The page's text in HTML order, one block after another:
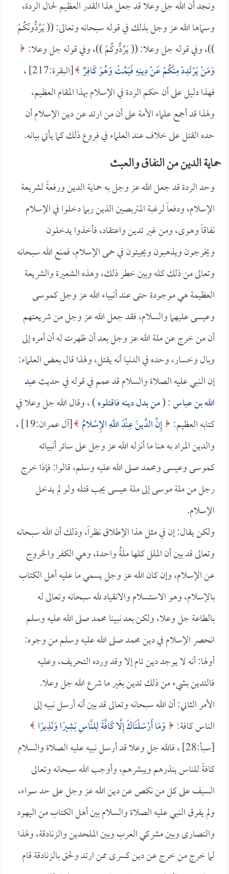
ونجد أن الله جل وعلا قد جعل هذا القدر العظيم لحال الردة،
وسماها الله عز وجل بذلك في قوله سبحانه وتعالى: (( يَرُدُّونَكُمْ
))، وفي قوله جل وعلا: (( يَرُدُّوكُمْ ))، وفي قوله جل وعلا:
وَمَنْ يَرْتَدِدْ مِنْكُمْ عَنْ دِينِهِ فَيَمُتْ وَهُوَ كَافِرٌ
[البقرة:217] ،
فهذا دليل على أن حكم الردة في الإسلام بهذا المقام العظيم،
ولهذا قد أجمع علماء الأمة على أن من ارتد عن دين الإسلام أن
حده القتل على خلاف عند العلماء في فروع ذلك كما يأتي بيانه.
حماية الدين من النفاق والعبث
وحد الردة قد جعل الله عز وجل به حماية الدين ورفعةً لشريعة
الإسلام، ودفعاً لرغبة المتربصين الذين ربما دخلوا في الإسلام
نفاقاً وهوى، ومن غير تدين واعتقاد، فأخذوا يدخلون
ويخرجون ويذهبون ويجيئون في حمى الإسلام، فمنع الله سبحانه
وتعالى من ذلك كله وبين خطر ذلك، وهذه الشعيرة والشريعة
العظيمة هي موجودة حتى عند أنبياء الله عز وجل كموسى
وعيسى عليهما والسلام، فقد جعل الله عز وجل من شريعتهم
أن من خرج عن ملة الله عز وجل بعد أن ظهرت له أن أمره إلى
وبال وخسار، وحده في الدنيا أنه يقتل، ولهذا قال بعض العلماء:
إن النبي عليه الصلاة والسلام قد عمم في قوله في حديثعبد
الله بن عباس: (من بدل دينه فاقتلوه) ، وقال الله جل وعلا في
كتابه العظيم: إِنَّ الدِّينَ عِنْدَ اللَّهِ الإِسْلامُ
[آل عمران:19] ،
والدين المراد به هنا ما أنزله الله عز وجل على سائر أنبيائه
كموسى وعيسى ومحمد صلى الله عليه وسلم، قالوا: فإذا خرج
رجل من ملة موسى إلى ملة عيسى يجب قتله ولو لم يدخل
الإسلام.
ولكن يقال: إن في مثل هذا الإطلاق نظراً، وذلك أن الله سبحانه
وتعالى قد بين أن الملل كلها ملةُ واحدة، وهي الكفر والخروج
عن الإسلام، وإن كان الله عز وجل يسمي ما عليه أهل الكتاب
بالإسلام، وهو الاستسلام والانقياد لله سبحانه وتعالى له
بالطاعة جل وعلا، ولكن بعد نبينا محمد صلى الله عليه وسلم
انحصر الإسلام في دين محمد صلى الله عليه وسلم من وجوه:
أولها: أنه لا يوجد دين تام إلا وقد ورده التحريف، وعليه
فالتدين بشيء من ذلك تدين بغير ما شرع الله جل وعلا.
الأمر الثاني: أن الله سبحانه وتعالى قد بين أنه أرسل نبيه إلى
الناس كافة:
وَمَا أَرْسَلْنَاكَ إِلَّا كَافَّةً لِلنَّاسِ بَشِيرًا وَنَذِيرًا
[سبأ:28] ، فالله جل وعلا قد أرسل نبيه عليه الصلاة والسلام
كافةً للناس ينذرهم ويبشرهم، وأوجب الله سبحانه وتعالى
السيف على كل من نكص عن دين الله عز وجل على حد سواء،
ولم يفرق النبي عليه الصلاة والسلام بين أهل الكتاب من اليهود
والنصارى وبين مشركي العرب وبين الملحدين والزنادقة، ولهذا
لما خرج من خرج عن دين كسرى ممن ارتد ولحق بالزنادقة قام